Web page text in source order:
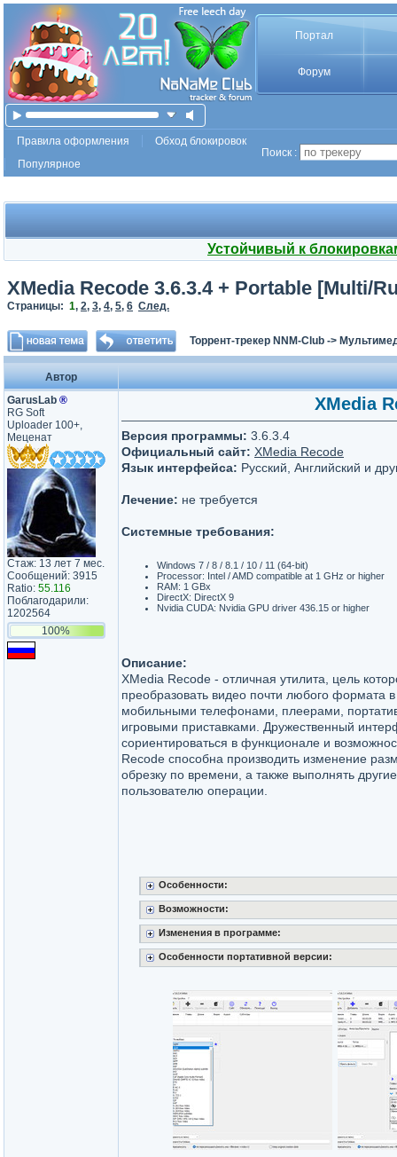
Портал
Форум
Правила оформления
Обход блокировок
Популярное
Поиск :
Устойчивый к
XMedia Recode 3.6.3.4 + Portable [Multi/
Страницы: 1, 2, 3, 4, 5, 6 След.
Торрент-трекер NNM-Club ->
Автор
GarusLab ®
RG Soft
Uploader 100+,
Меценат
Стаж: 13 лет 7 мес.
Сообщений: 3915
Ratio: 55.116
Поблагодарили:
1202564
100%
XMedia
Версия программы: 3.6.3.4
Официальный сайт: XMedia Recode
Язык интерфейса: Русский, Английский и
Лечение: не требуется
Системные требования:
Windows 7 / 8 / 8.1 / 10 / 11 (64-bit)
Processor: Intel / AMD compatible at 1 GHz or higher
RAM: 1 GBx
DirectX: DirectX 9
Nvidia CUDA: Nvidia GPU driver 436.15 or higher
Описание:
XMedia Recode - отличная утилита, цель
преобразовать видео почти любого формата
мобильными телефонами, плеерами,
игровыми приставками. Дружественный
сориентироваться в функционале и
Recode способна производить изменение
обрезку по времени, а также выполнять
пользователю операции.
Особенности:
Возможности:
Изменения в программе:
Особенности портативной версии: